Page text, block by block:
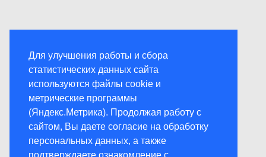
Для улучшения работы и сбора
статистических данных сайта
используются файлы cookie и
метрические программы
(Яндекс.Метрика). Продолжая работу с
сайтом, Вы даете согласие на обработку
персональных данных, а также
подтверждаете ознакомление с